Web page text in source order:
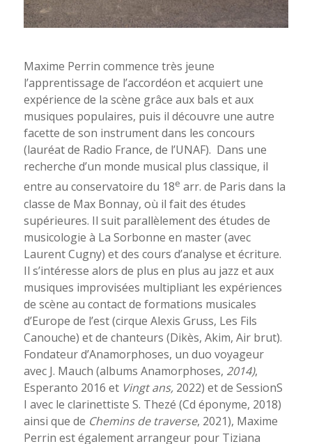
Maxime Perrin commence très jeune
l’apprentissage de l’accordéon et acquiert une
expérience de la scène grâce aux bals et aux
musiques populaires, puis il découvre une autre
facette de son instrument dans les concours
(lauréat de Radio France, de l’UNAF). Dans une
recherche d’un monde musical plus classique, il
entre au conservatoire du 18e arr. de Paris dans la
classe de Max Bonnay, où il fait des études
supérieures. Il suit parallèlement des études de
musicologie à La Sorbonne en master (avec
Laurent Cugny) et des cours d’analyse et écriture.
Il s’intéresse alors de plus en plus au jazz et aux
musiques improvisées multipliant les expériences
de scène au contact de formations musicales
d’Europe de l’est (cirque Alexis Gruss, Les Fils
Canouche) et de chanteurs (Dikès, Akim, Air brut).
Fondateur d’Anamorphoses, un duo voyageur
avec J. Mauch (albums Anamorphoses, 2014),
Esperanto 2016 et Vingt ans, 2022) et de SessionS
I avec le clarinettiste S. Thezé (Cd éponyme, 2018)
ainsi que de Chemins de traverse, 2021), Maxime
Perrin est également arrangeur pour Tiziana